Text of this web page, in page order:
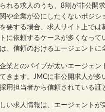
れる求人のうち、8割が非公開
や企業が公にしたくないポジシ
要する場合、求人サイト上では
に依頼するケースが多くなって
、信頼のおけるエージェントに
業とのパイプが太いエージェン
きます。JMCに非公開求人が多
用担当者から信頼されている証
い求人情報は、エージェントが